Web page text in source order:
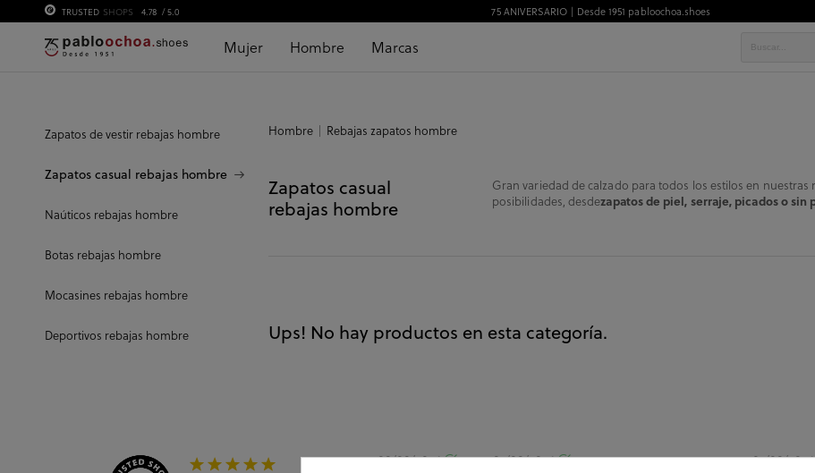
TRUSTED SHOPS 4.78 / 5.0 75 ANIVERSARIO | Desde 1951 pabloochoa.shoes
Mujer Hombre Marcas
Zapatos de vestir rebajas hombre
Zapatos casual rebajas hombre
Naúticos rebajas hombre
Botas rebajas hombre
Mocasines rebajas hombre
Deportivos rebajas hombre
Hombre Rebajas zapatos hombre
Zapatos casual
rebajas hombre
Gran variedad de calzado para todos los estilos en nuestras
posibilidades, desdezapatos de piel, serraje, picados o sin
Ups! No hay productos en esta categoría.
08/08/2026 07/08/2026 07/08/